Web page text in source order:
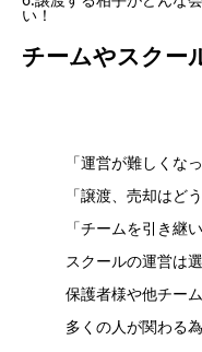
い！
チームやスクー
「運営が難しくな
「譲渡、売却はど
「チームを引き継
スクールの運営は
保護者様や他チー
多くの人が関わる